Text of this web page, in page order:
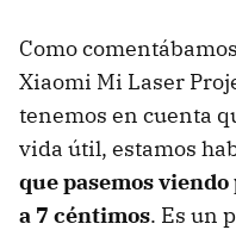
Como
Xiaomi Mi Laser
tenemos en cuenta
vida útil, estamos
que pasemos
a 7 céntimos. Es un